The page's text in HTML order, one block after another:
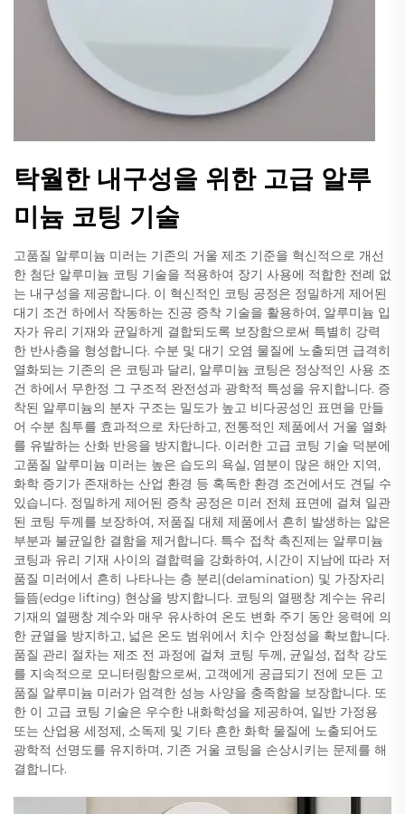
탁월한 내구성을 위한 고급 알루
미늄 코팅 기술
고품질 알루미늄 미러는 기존의 거울 제조 기준을 혁신적으로 개선
한 첨단 알루미늄 코팅 기술을 적용하여 장기 사용에 적합한 전례 없
는 내구성을 제공합니다. 이 혁신적인 코팅 공정은 정밀하게 제어된
대기 조건 하에서 작동하는 진공 증착 기술을 활용하여, 알루미늄 입
자가 유리 기재와 균일하게 결합되도록 보장함으로써 특별히 강력
한 반사층을 형성합니다. 수분 및 대기 오염 물질에 노출되면 급격히
열화되는 기존의 은 코팅과 달리, 알루미늄 코팅은 정상적인 사용 조
건 하에서 무한정 그 구조적 완전성과 광학적 특성을 유지합니다. 증
착된 알루미늄의 분자 구조는 밀도가 높고 비다공성인 표면을 만들
어 수분 침투를 효과적으로 차단하고, 전통적인 제품에서 거울 열화
를 유발하는 산화 반응을 방지합니다. 이러한 고급 코팅 기술 덕분에
고품질 알루미늄 미러는 높은 습도의 욕실, 염분이 많은 해안 지역,
화학 증기가 존재하는 산업 환경 등 혹독한 환경 조건에서도 견딜 수
있습니다. 정밀하게 제어된 증착 공정은 미러 전체 표면에 걸쳐 일관
된 코팅 두께를 보장하여, 저품질 대체 제품에서 흔히 발생하는 얇은
부분과 불균일한 결함을 제거합니다. 특수 접착 촉진제는 알루미늄
코팅과 유리 기재 사이의 결합력을 강화하여, 시간이 지남에 따라 저
품질 미러에서 흔히 나타나는 층 분리(delamination) 및 가장자리
들뜸(edge lifting) 현상을 방지합니다. 코팅의 열팽창 계수는 유리
기재의 열팽창 계수와 매우 유사하여 온도 변화 주기 동안 응력에 의
한 균열을 방지하고, 넓은 온도 범위에서 치수 안정성을 확보합니다.
품질 관리 절차는 제조 전 과정에 걸쳐 코팅 두께, 균일성, 접착 강도
를 지속적으로 모니터링함으로써, 고객에게 공급되기 전에 모든 고
품질 알루미늄 미러가 엄격한 성능 사양을 충족함을 보장합니다. 또
한 이 고급 코팅 기술은 우수한 내화학성을 제공하여, 일반 가정용
또는 산업용 세정제, 소독제 및 기타 흔한 화학 물질에 노출되어도
광학적 선명도를 유지하며, 기존 거울 코팅을 손상시키는 문제를 해
결합니다.